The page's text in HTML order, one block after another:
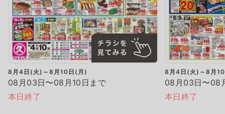
8月4日(火)～8月10日(月)
08月03日〜08月10日まで
本日終了
8月4日(火)～8月
08月03日〜08
本日終了